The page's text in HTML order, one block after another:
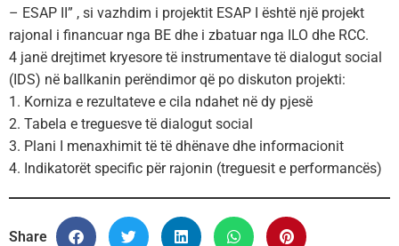
– ESAP II” , si vazhdim i projektit ESAP I është një projekt
rajonal i financuar nga BE dhe i zbatuar nga ILO dhe RCC.
4 janë drejtimet kryesore të instrumentave të dialogut social
(IDS) në ballkanin perëndimor që po diskuton projekti:
1. Korniza e rezultateve e cila ndahet në dy pjesë
2. Tabela e treguesve të dialogut social
3. Plani I menaxhimit të të dhënave dhe informacionit
4. Indikatorët specific për rajonin (treguesit e performancës)
Share